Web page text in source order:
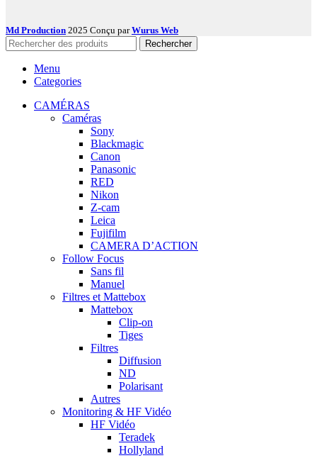
Md Production 2025 Conçu parWurus Web
Rechercher
Menu
Categories
CAMÉRAS
Caméras
Sony
Blackmagic
Canon
Panasonic
RED
Nikon
Z-cam
Leica
Fujifilm
CAMERA D’ACTION
Follow Focus
Sans fil
Manuel
Filtres et Mattebox
Mattebox
Clip-on
Tiges
Filtres
Diffusion
ND
Polarisant
Autres
Monitoring & HF Vidéo
HF Vidéo
Teradek
Hollyland